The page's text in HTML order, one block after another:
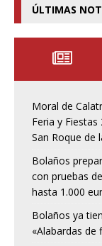
ÚLTIMAS
Moral de
Feria y
San Roque de
Bolaños
con pruebas
hasta 1.000
Bolaños ya
«Alabardas